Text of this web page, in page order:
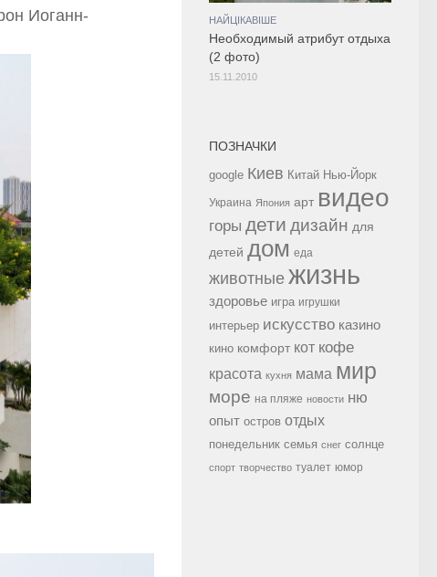
Иоганн-
НАЙЦІКАВІШЕ
Необходимый атрибут отдыха
(2 фото)
15.11.2010
ПОЗНАЧКИ
google Киев Китай Нью-Йорк
Украина Япония арт видео
горы дети дизайн для
детей дом еда
животные жизнь
здоровье игра игрушки
интерьер искусство казино
кино комфорт кот кофе
красота кухня мама мир
море на пляже новости ню
опыт остров отдых
понедельник семья снег солнце
спорт творчество туалет юмор